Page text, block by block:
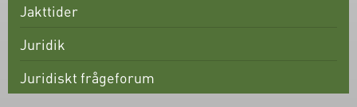
Jakttider
Juridik
Juridiskt frågeforum